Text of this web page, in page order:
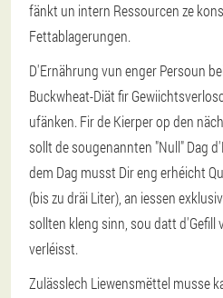
fänkt un intern Ressourcen ze
Fettablagerungen.
D'Ernährung vun enger Persoun
Buckwheat-Diät fir
ufänken. Fir de Kierper op den
sollt de sougenannten "Null" Dag
dem Dag musst Dir eng erhéicht
(bis zu dräi Liter), an iessen
sollten kleng sinn, sou datt d'Gefill
verléisst.
Zulässlech Liewensmëttel musse